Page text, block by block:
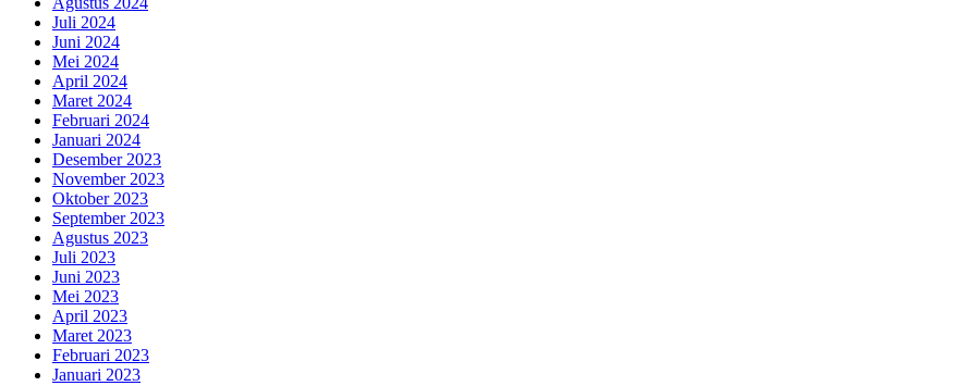
Juli 2024
Juni 2024
Mei 2024
April 2024
Maret 2024
Februari 2024
Januari 2024
Desember 2023
November 2023
Oktober 2023
September 2023
Agustus 2023
Juli 2023
Juni 2023
Mei 2023
April 2023
Maret 2023
Februari 2023
Januari 2023